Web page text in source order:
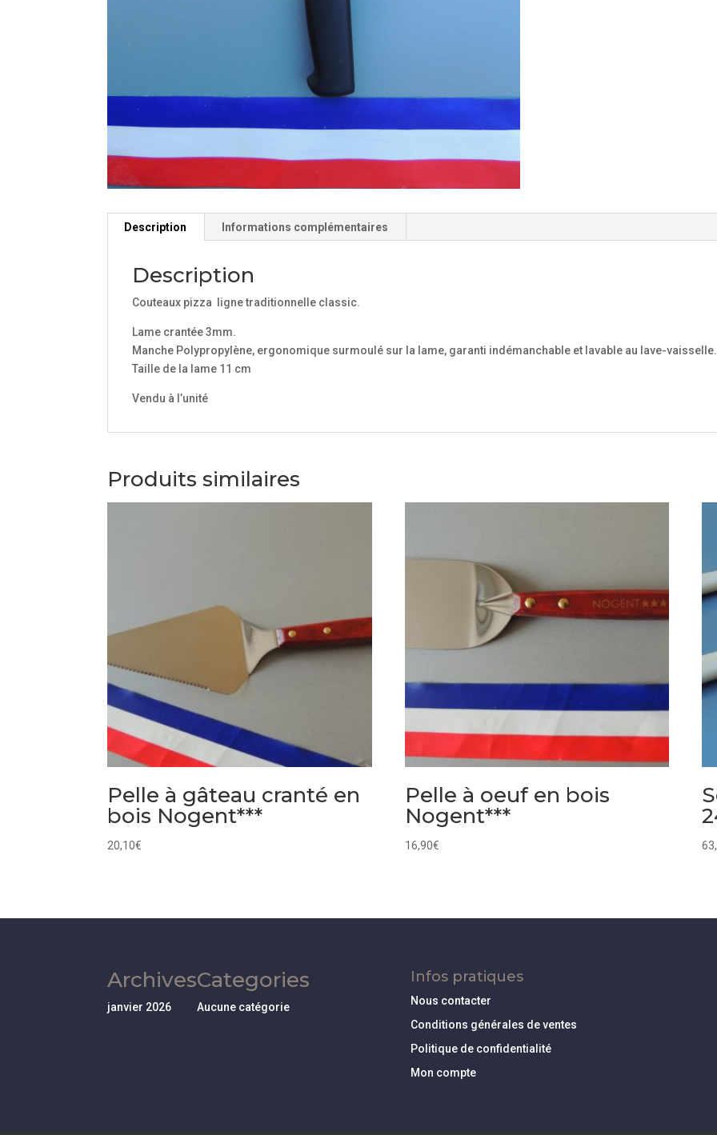
Description Informations complémentaires
Description
Couteaux pizza ligne traditionnelle classic.
Lame crantée 3mm.
Manche Polypropylène, ergonomique surmoulé sur la lame, garanti indémanchable et lavable au lave-vaisselle.
Taille de la lame 11 cm
Vendu à l’unité
Produits similaires
Pelle à gâteau cranté en
bois Nogent***
20,10€
Pelle à oeuf en bois
Nogent***
16,90€
Archives
janvier 2026
Categories
Aucune catégorie
Infos pratiques
Nous contacter
Conditions générales de ventes
Politique de confidentialité
Mon compte